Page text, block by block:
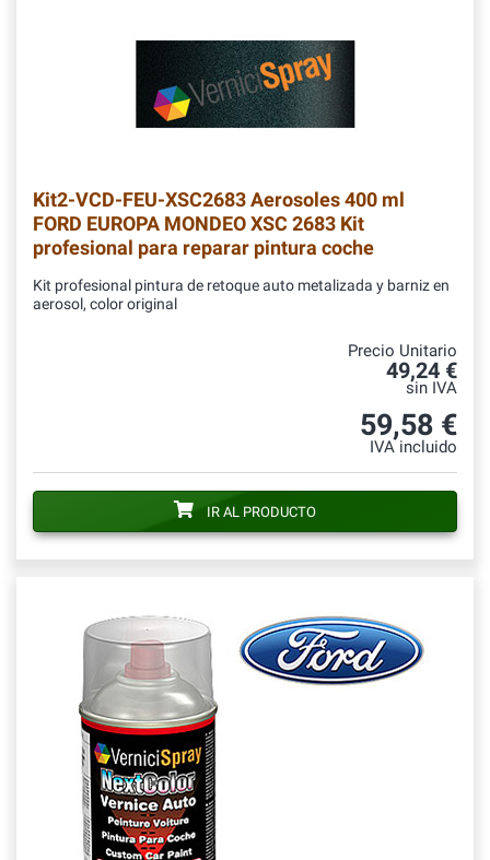
Kit2-VCD-FEU-XSC2683Aerosoles 400 ml
FORD EUROPA MONDEO XSC 2683 Kit
profesional para reparar pintura coche
Kit profesional pintura de retoque auto metalizada y barniz en
aerosol, color original
Precio Unitario
49,24 €
sin IVA
59,58 €
IVA incluido
IR AL PRODUCTO